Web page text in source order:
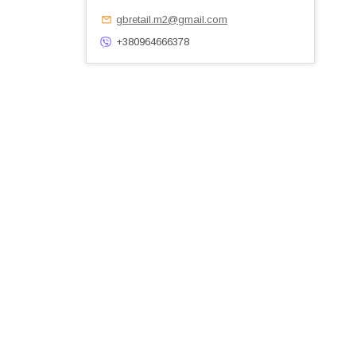
gbretail.m2@gmail.com
+380964666378